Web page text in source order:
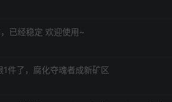
已经稳定 欢迎使用~
件了，腐化夺魂者成新矿区